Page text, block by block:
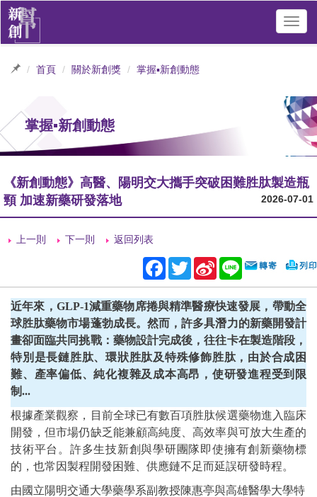
首頁 關於新創獎 掌握▪新創動態
掌握▪新創動態
《新創動態》高醫、陽明交大攜手突破困難胜肽製造瓶
頸 加速新藥研發落地
2026-07-01
上一則 下一則 返回列表
Facebook
TwitterSina
Weibo
Line
近年來，GLP-1減重藥物席捲與精準醫療快速發展，帶動全
球胜肽藥物市場蓬勃成長。然而，許多具潛力的新藥開發計
畫卻面臨共同挑戰：藥物設計完成後，往往卡在製造階段，
特別是長鏈胜肽、環狀胜肽及特殊修飾胜肽，由於合成困
難、產率偏低、純化複雜及成本高昂，使研發進程受到限
制...
根據產業觀察，目前全球已有數百項胜肽候選藥物進入臨床
開發，但市場仍缺乏能兼顧高純度、高效率與可放大生產的
技術平台。許多生技新創與學研團隊即使擁有創新藥物標
的，也常因製程開發困難、供應鏈不足而延誤研發時程。
由國立陽明交通大學藥學系副教授陳惠亭與高雄醫學大學特